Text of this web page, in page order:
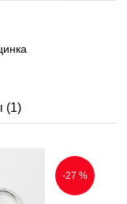
(1)
-27 %